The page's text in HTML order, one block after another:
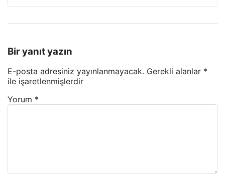
Bir yanıt yazın
E-posta adresiniz yayınlanmayacak. Gerekli alanlar *
ile işaretlenmişlerdir
Yorum *